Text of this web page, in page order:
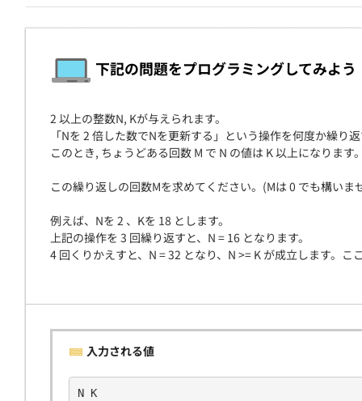
学校
契約
下記の問題をプログラミングしてみよう
2 以上の整数N, Kが与えられます。
「Nを 2 倍した数でNを更新する」という操作を何度か繰り
このとき, ちょうどある回数 M で N の値は K 以上になりま
この繰り返しの回数Mを求めてください。(Mは 0 でも構いま
例えば、Nを 2 、Kを 18 とします。
上記の操作を 3 回繰り返すと、N = 16 となります。
4 回くりかえすと、N = 32 となり、N >= K が成立します。
入力される値
N K